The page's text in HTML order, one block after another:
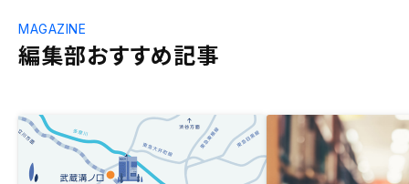
編集部おすすめ記事
MAGAZINE